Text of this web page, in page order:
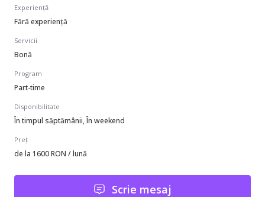
Experiență
Fără experiență
Servicii
Bonă
Program
Part-time
Disponibilitate
În timpul săptămânii, În weekend
Preț
de la 1600 RON / lună
Scrie mesaj